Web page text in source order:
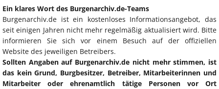
Ein klares Wort des Burgenarchiv.de-Teams
Burgenarchiv.de ist ein kostenloses Informationsangebot, das
seit einigen Jahren nicht mehr regelmäßig aktualisiert wird. Bitte
informieren Sie sich vor einem Besuch auf der offiziellen
Website des jeweiligen Betreibers.
Sollten Angaben auf Burgenarchiv.de nicht mehr stimmen, ist
das kein Grund, Burgbesitzer, Betreiber, Mitarbeiterinnen und
Mitarbeiter oder ehrenamtlich tätige Personen vor Ort